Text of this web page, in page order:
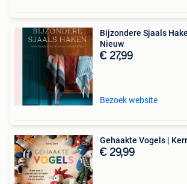
Bijzondere Sjaals
Nieuw
€ 27,99
Bezoek website
Gehaakte Vogels |
€ 29,99